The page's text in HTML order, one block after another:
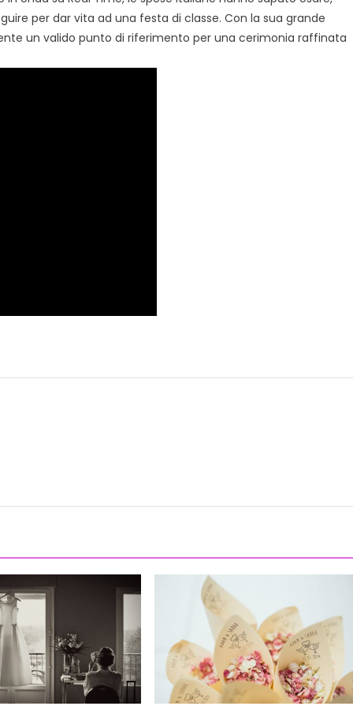
per dar vita ad una festa di classe. Con la sua grande
un valido punto di riferimento per una cerimonia raffinata